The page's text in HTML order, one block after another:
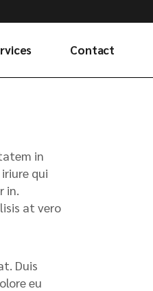
Contact
in
qui
in.
at vero
Duis
eu